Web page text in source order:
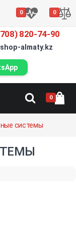
0 0
820-74-90
almaty.kz
0
системы